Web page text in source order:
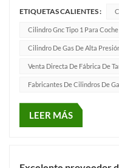
Energy exporta
al extranjero,
mercado y un d...
ETIQUETAS CALIENTES :
Cilindro Gnc Tipo 1 Para Coche
Cilindro De Gas De Alta
Venta Directa De Fábrica De
Fabricantes De Cilindros De
LEER MÁS